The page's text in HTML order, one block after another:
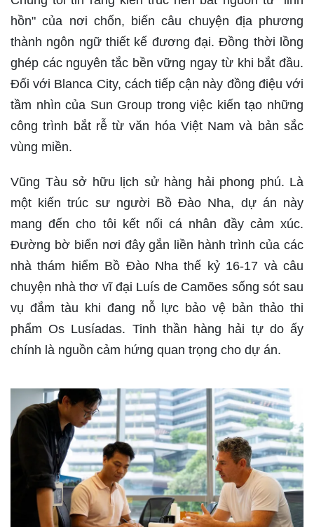
hồn" của nơi chốn, biến câu chuyện địa phương
thành ngôn ngữ thiết kế đương đại. Đồng thời lồng
ghép các nguyên tắc bền vững ngay từ khi bắt đầu.
Đối với Blanca City, cách tiếp cận này đồng điệu với
tầm nhìn của Sun Group trong việc kiến tạo những
công trình bắt rễ từ văn hóa Việt Nam và bản sắc
vùng miền.
Vũng Tàu sở hữu lịch sử hàng hải phong phú. Là
một kiến trúc sư người Bồ Đào Nha, dự án này
mang đến cho tôi kết nối cá nhân đầy cảm xúc.
Đường bờ biển nơi đây gắn liền hành trình của các
nhà thám hiểm Bồ Đào Nha thế kỷ 16-17 và câu
chuyện nhà thơ vĩ đại Luís de Camões sống sót sau
vụ đắm tàu khi đang nỗ lực bảo vệ bản thảo thi
phẩm Os Lusíadas. Tinh thần hàng hải tự do ấy
chính là nguồn cảm hứng quan trọng cho dự án.